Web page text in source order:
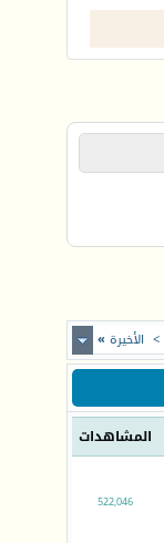
> الأخيرة »
المشاهدات
522,046